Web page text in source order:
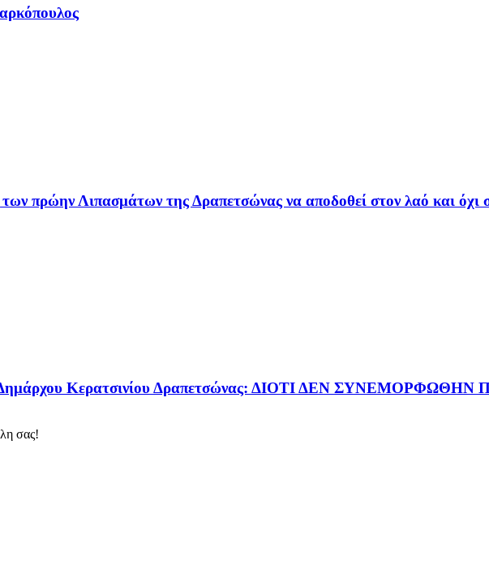
πρώην Λιπασμάτων της Δραπετσώνας να αποδοθεί στον λαό και όχι
Δημάρχου Κερατσινίου Δραπετσώνας: ΔΙΟΤΙ ΔΕΝ
σας!